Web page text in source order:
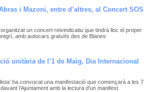
i Mazoni, entre d’altres, al Concert SOS
un concert reivindicatiu que tindrà lloc el proper
amb autocars gratuïts des de Blanes
unitària de l’1 de Maig, Dia Internacional
ha convocat una manifestació que començarà a les 7
l’Ajuntament amb la lectura d’un manifest